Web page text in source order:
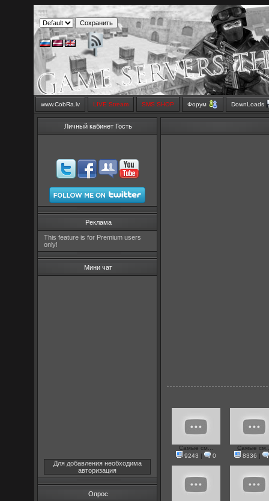
www.CobRa.lv LIVE Stream SMS SHOP Форум DownLoads
Личный кабинет Гость
Реклама
This feature is for Premium users
only!
Мини чат
Для добавления необходима
авторизация
Опрос
Самые см...
9243 | 0
Самые
8336 |